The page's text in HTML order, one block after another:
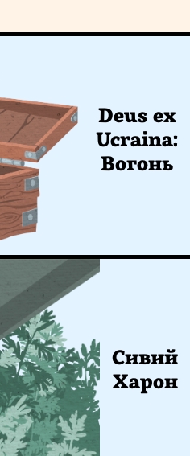
Deus ex
Ucraina:
Вогонь
Сивий
Харон